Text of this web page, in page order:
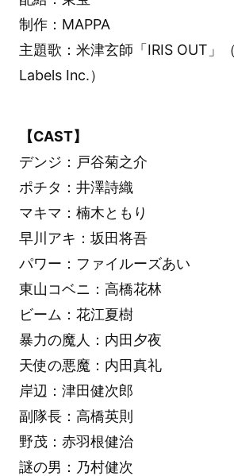
制作：MAPPA
主題歌：米津玄師「IRIS OUT」
Labels Inc.）
【CAST】
デンジ：戸谷菊之介
ポチタ：井澤詩織
マキマ：楠木ともり
早川アキ：坂田将吾
パワー：ファイルーズあい
東山コベニ：高橋花林
ビーム：花江夏樹
暴力の魔人：内田夕夜
天使の悪魔：内田真礼
岸辺：津田健次郎
副隊長：高橋英則
野茂：赤羽根健治
謎の男：乃村健次